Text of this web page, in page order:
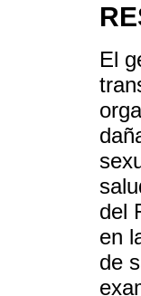
El
del
en
de